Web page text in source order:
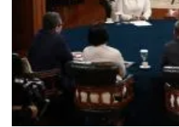
Politik kemarin,